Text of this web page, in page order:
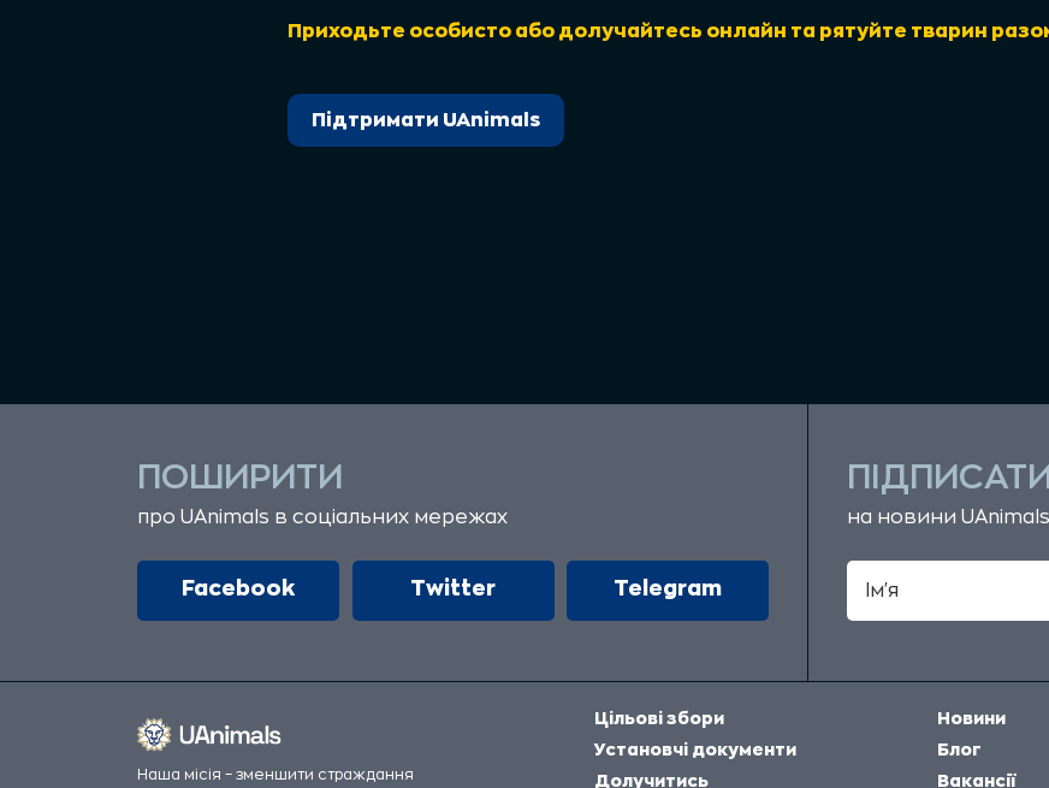
Приходьте особисто або долучайтесь онлайн та рятуйте тварин
Підтримати UAnimals
ПОШИРИТИ
про UAnimals в соціальних мережах
Facebook Twitter Telegram
на новини UAnimals
Наша місія – зменшити страждання
Цільові збори
Установчі документи
Долучитись
Новини
Блог
Вакансії